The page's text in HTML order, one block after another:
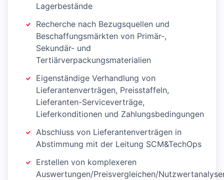
Lagerbestände
Recherche nach Bezugsquellen und
Beschaffungsmärkten von Primär-,
Sekundär- und
Tertiärverpackungsmaterialien
Eigenständige Verhandlung von
Lieferantenverträgen, Preisstaffeln,
Lieferanten-Serviceverträge,
Lieferkonditionen und Zahlungsbedingungen
Abschluss von Lieferantenverträgen in
Abstimmung mit der Leitung SCM&TechOps
Erstellen von komplexeren
Auswertungen/Preisvergleichen/